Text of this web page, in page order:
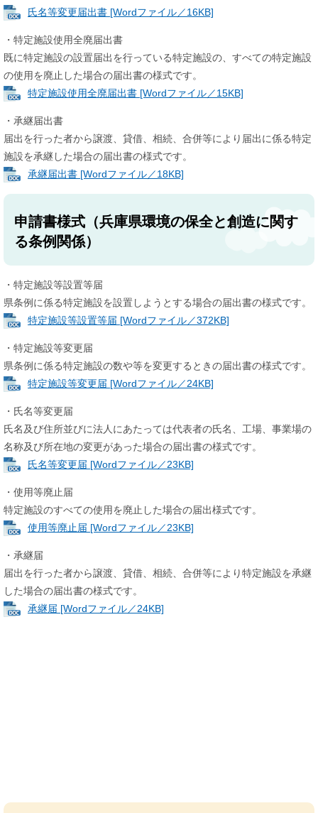
氏名等変更届出書 [Wordファイル／16KB]
・特定施設使用全廃届出書
既に特定施設の設置届出を行っている特定施設の、すべての特定施設
の使用を廃止した場合の届出書の様式です。
特定施設使用全廃届出書 [Wordファイル／15KB]
・承継届出書
届出を行った者から譲渡、貸借、相続、合併等により届出に係る特定
施設を承継した場合の届出書の様式です。
承継届出書 [Wordファイル／18KB]
申請書様式（兵庫県環境の保全と創造に関す
る条例関係）
・特定施設等設置等届
県条例に係る特定施設を設置しようとする場合の届出書の様式です。
特定施設等設置等届 [Wordファイル／372KB]
・特定施設等変更届
県条例に係る特定施設の数や等を変更するときの届出書の様式です。
特定施設等変更届 [Wordファイル／24KB]
・氏名等変更届
氏名及び住所並びに法人にあたっては代表者の氏名、工場、事業場の
名称及び所在地の変更があった場合の届出書の様式です。
氏名等変更届 [Wordファイル／23KB]
・使用等廃止届
特定施設のすべての使用を廃止した場合の届出様式です。
使用等廃止届 [Wordファイル／23KB]
・承継届
届出を行った者から譲渡、貸借、相続、合併等により特定施設を承継
した場合の届出書の様式です。
承継届 [Wordファイル／24KB]